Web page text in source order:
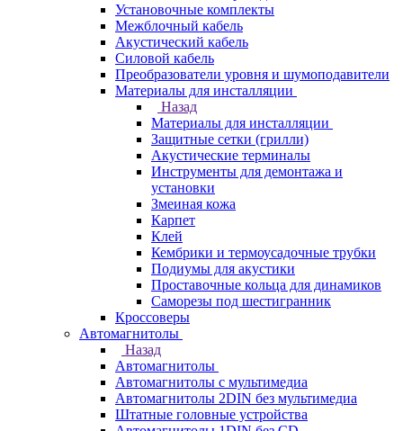
Установочные комплекты
Межблочный кабель
Акустический кабель
Силовой кабель
Преобразователи уровня и шумоподавители
Материалы для инсталляции
Назад
Материалы для инсталляции
Защитные сетки (грилли)
Акустические терминалы
Инструменты для демонтажа и
установки
Змеиная кожа
Карпет
Клей
Кембрики и термоусадочные трубки
Подиумы для акустики
Проставочные кольца для динамиков
Саморезы под шестигранник
Кроссоверы
Автомагнитолы
Назад
Автомагнитолы
Автомагнитолы с мультимедиа
Автомагнитолы 2DIN без мультимедиа
Штатные головные устройства